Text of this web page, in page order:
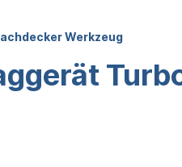
Werkzeug